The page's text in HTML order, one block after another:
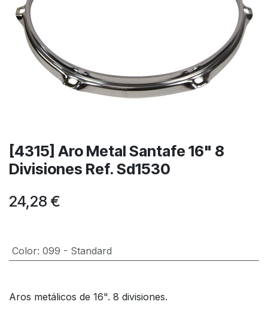
[4315] Aro Metal Santafe 16" 8
Divisiones Ref. Sd1530
24,28 €
Color: 099 - Standard
Aros metálicos de 16". 8 divisiones.